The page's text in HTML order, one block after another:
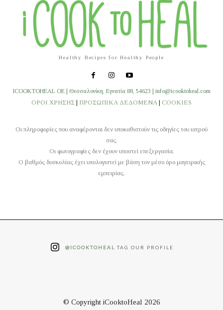
Healthy Recipes for Healthy People
ICOOKTOHEAL OE | Θεσσαλονίκη, Εγνατία 88, 54623 | info@icooktoheal.com
ΟΡΟΙ ΧΡΗΣΗΣ | ΠΡΟΣΩΠΙΚΑ ΔΕΔΟΜΕΝΑ | COOKIES
Οι πληροφορίες που αναφέρονται δεν υποκαθιστούν τις οδηγίες του ιατρού
σας.
Οι φωτογραφίες δεν έχουν υποστεί επεξεργασία.
O βαθμός δυσκολίας έχει υπολογιστεί με βάση τον μέσο όρο μαγειρικής
εμπειρίας.
@ICOOKTOHEAL TAG OUR PROFILE
© Copyright iCooktoHeal 2026